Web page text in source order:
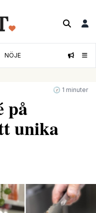
NÖJE
🕝 1 minuter
på
unika